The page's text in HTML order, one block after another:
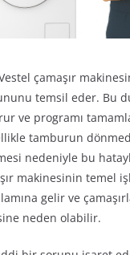
Vestel çamaşır
temsil eder. Bu
ve programı
tamburun
nedeniyle bu
makinesinin temel
gelir ve
neden olabilir.